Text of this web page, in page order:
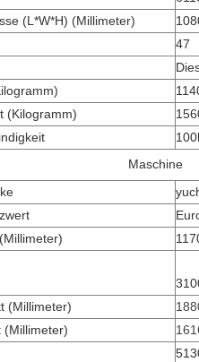
(L*W*H) (Millimeter)
47
(Kilogramm)
Maschine
(Millimeter)
(Millimeter)
eine
rufen Sie bald
FORTSETZEN